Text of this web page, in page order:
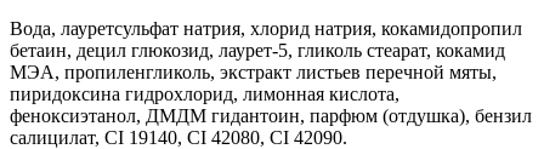
Вода, лауретсульфат натрия, хлорид натрия, кокамидопропил
бетаин, децил глюкозид, лаурет-5, гликоль стеарат, кокамид
МЭА, пропиленгликоль, экстракт листьев перечной мяты,
пиридоксина гидрохлорид, лимонная кислота,
феноксиэтанол, ДМДМ гидантоин, парфюм (отдушка), бензил
салицилат, СІ 19140, СІ 42080, СІ 42090.